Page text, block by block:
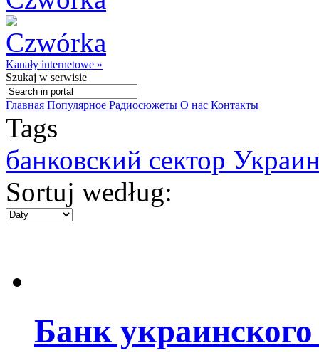
Kanały internetowe »
Szukaj w serwisie
Главная Популярное Радиосюжеты О нас Контакты
Tags
банковский сектор
Sortuj według:
Банк